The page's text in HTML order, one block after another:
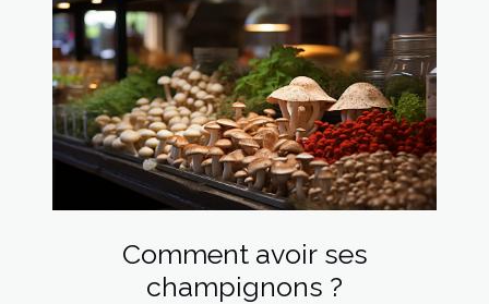
Comment avoir ses
champignons ?